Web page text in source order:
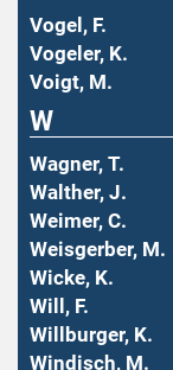
Vogel, F.
Vogeler, K.
Voigt, M.
W
Wagner, T.
Walther, J.
Weimer, C.
Weisgerber, M.
Wicke, K.
Will, F.
Willburger, K.
Windisch, M.